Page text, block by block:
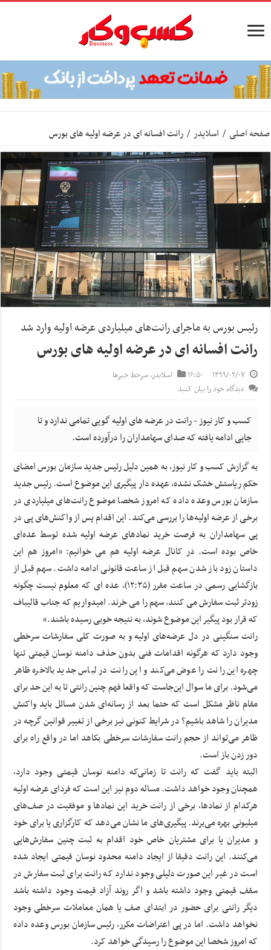
صفحه اصلی / اسلایدر / رانت افسانه ای در عرضه اولیه های بورس
رئیس بورس به ماجرای ‌رانت‌های میلیاردی عرضه اولیه وارد شد
رانت افسانه ای در عرضه اولیه های بورس
۱۳۹۹/۰۲/۰۷ ۱۶:۵۰ اسلایدر,سرخط خبرها
دیدگاه خود را بیان کنید
کسب و کار نیوز - رانت در عرضه های اولیه گویی تمامی ندارد و تا
جایی ادامه یافته که صدای سهامداران را درآورده است.
به گزارش کسب و کار نیوز، به همین دلیل رئیس جدید سازمان بورس امضای
حکم ریاستش خشک نشده، عهده دار پیگیری این موضوع است. رئیس جدید
سازمان بورس وعده داده که امروز شخصا موضوع رانت‌های میلیاردی در
برخی از عرضه اولیه‌ها را بررسی می‌کند. این اقدام پس از واکنش‌های پی در
پی سهامداران به فرصت خرید نمادهای عرضه اولیه شده توسط عده‌ای
خاص بوده است. در کانال عرضه اولیه هم می خوانیم: «امروز هم این
داستان زود باز شدن سهم قبل از ساعت قانونی ادامه داشت. سهم قبل از
بازگشایی رسمی در ساعت مقرر (۱۲:۳۵)، عده ای که معلوم نیست چگونه
زودتر ثبت سفارش می کنند، سهم را می خرند. امیدواریم که جناب قالیباف
که قرار بود پیگیر این موضوع شوند، به نتیجه خوبی رسیده باشند.»
رانت سنگینی در دل عرضه‌های اولیه و به صورت کلی سفارشات سرخطی
وجود دارد که هرگونه اقدامات فنی بدون حذف دامنه نوسان قیمتی تنها
چهره این رانت را عوض می‌کند و این رانت در لباس جدید بالاخره ظاهر
می‌شود. برای ما سوال این‌جاست که واقعا فهم چنین رانتی تا به این حد برای
مقام ناظر مشکل است که حتما بعد از رسانه‌ای شدن مسائل باید واکنش
مدیران را شاهد باشیم؟ در شرایط کنونی نیز برخی از تغییر قوانین گرچه در
ظاهر می‌تواند از حجم رانت سفارشات سرخطی بکاهد اما در واقع راه برای
دور زدن باز است.
البته باید گفت که رانت تا زمانی‌که دامنه نوسان قیمتی وجود دارد،
همچنان وجود خواهد داشت. مساله دوم نیز این است که فردای عرضه اولیه
هرکدام از نمادها، برخی از رانت خرید این نمادها و موفقیت در صف‌های
میلیونی بهره می‌برند. پیگیری‌های ما نشان می‌دهد که کارگزاری یا برای خود
و مدیران یا برای مشتریان خاص خود اقدام به ثبت چنین سفارش‌هایی
می‌کنند. این رانت دقیقا از ایجاد دامنه محدود نوسان قیمتی ایجاد شده
است در غیر این صورت دلیلی وجود ندارد که رانت برای ثبت سفارش در
سقف قیمتی وجود داشته باشد و اگر روند آزاد قیمت وجود داشته باشد
دیگر رانتی برای حضور در ابتدای صف یا همان معاملات سرخطی وجود
نخواهد داشت. اما در پی اعتراضات مکرر، رئیس سازمان بورس وعده داده
که امروز شخصا این موضوع را رسیدگی خواهد کرد.